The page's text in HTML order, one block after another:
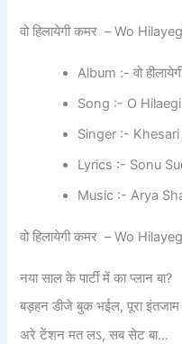
वो हिलायेगी कमर – Wo
Album :- वो
Song :- O
Singer :- Khesari
Lyrics :- Sonu
Music :- Arya
वो हिलायेगी कमर – Wo
नया साल के पार्टी में का प्लान बा?
बड़हन डीजे बुक भईल, पूरा इंतजाम
अरे टेंशन मत लऽ, सब सेट बा…